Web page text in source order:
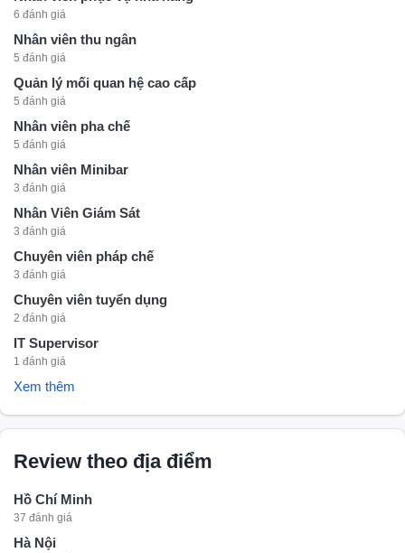
6 đánh giá
Nhân viên thu ngân
5 đánh giá
Quản lý mối quan hệ cao cấp
5 đánh giá
Nhân viên pha chế
5 đánh giá
Nhân viên Minibar
3 đánh giá
Nhân Viên Giám Sát
3 đánh giá
Chuyên viên pháp chế
3 đánh giá
Chuyên viên tuyển dụng
2 đánh giá
IT Supervisor
1 đánh giá
Xem thêm
Review theo địa điểm
Hồ Chí Minh
37 đánh giá
Hà Nội